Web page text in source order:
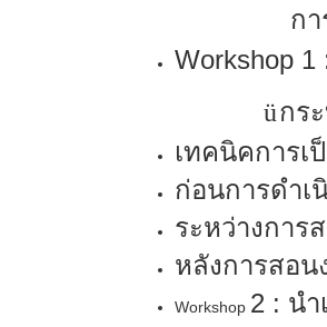
ก
Workshop 1
üกร
เทคนิคการเ
ก่อนการดำเ
ระหว่างการ
หลังการสอน
Workshop 2 : น